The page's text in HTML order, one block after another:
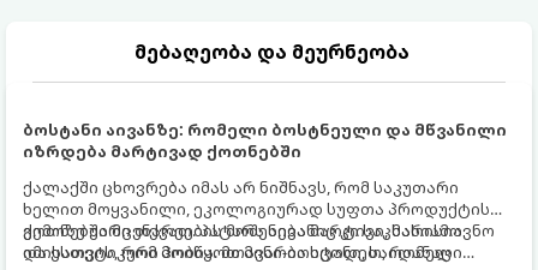
მებაღეობა და მეურნეობა
ბოსტანი აივანზე: რომელი ბოსტნეული და მწვანილი
იზრდება მარტივად ქოთნებში
ქალაქში ცხოვრება იმას არ ნიშნავს, რომ საკუთარი
ხელით მოყვანილი, ეკოლოგიურად სუფთა პროდუქტის
გემოზე უარი თქვათ. პატარა აივანიც კი საკმარისია
იმისათვის, რომ მოიწყოთ მინი-ბოსტანი, საიდანაც
ქოთნებში მცენარეების მოშენება მარტივი, სასიამოვნო
და ესთეტიკური ჰობია. მთავარია იცოდეთ, რომელი